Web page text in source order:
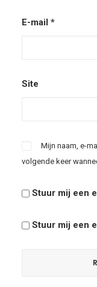
E-mail *
Site
Mijn naam, e-
volgende keer
Stuur mij een
Stuur mij een